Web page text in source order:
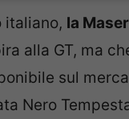
italiano, la
alla GT, ma
sul
Nero